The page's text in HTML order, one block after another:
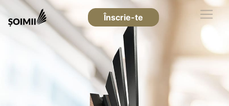
Înscrie-te